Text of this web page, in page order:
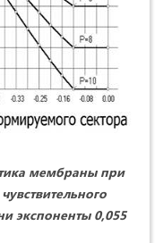
мембраны при
экспоненты 0,055